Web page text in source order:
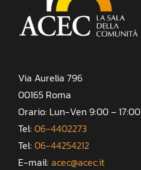
Via Aurelia 796
00165 Roma
Orario: Lun-Ven 9:00 – 17:00
Tel: 06-4402273
Tel: 06-44254212
E-mail: acec@acec.it